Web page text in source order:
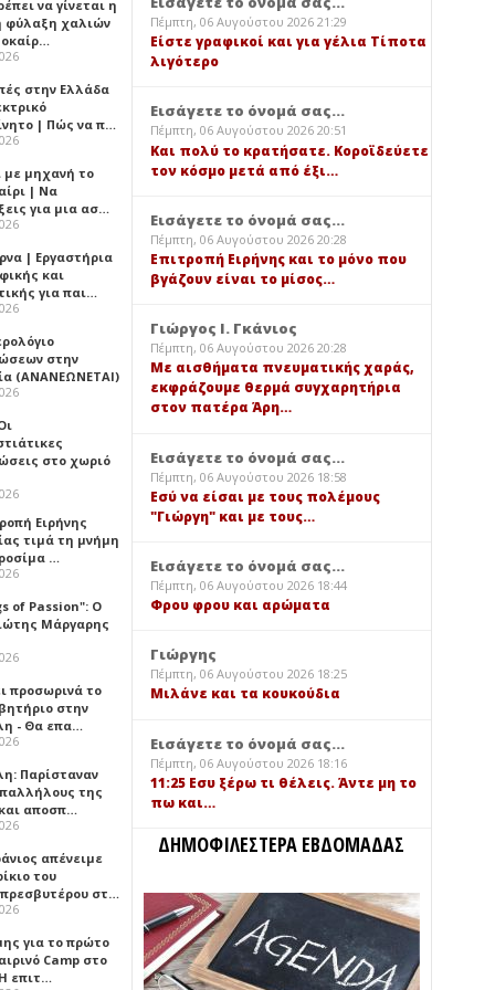
να γίνεται η
φύλαξη χαλιών
στην Ελλάδα
| Πώς να π…
με μηχανή το
| Να
για μια ασ…
| Εργαστήρια
και
για παι…
στην
(ΑΝΑΝΕΩΝΕΤΑΙ)
στο χωριό
Ειρήνης
τιμά τη μνήμη
…
of Passion": Ο
Μάργαρης
προσωρινά το
στην
- Θα επα…
Παρίσταναν
της
αποσπ…
απένειμε
του
στ…
για το πρώτο
Camp στο
επιτ…
Πέμπτη, 06 Αυγούστου 2026 21:29
Είστε γραφικοί και για γέλια Τίποτα
λιγότερο
Εισάγετε το όνομά σας...
Πέμπτη, 06 Αυγούστου 2026 20:51
Και πολύ το κρατήσατε. Κοροϊδεύετε
τον κόσμο μετά από έξι…
Εισάγετε το όνομά σας...
Πέμπτη, 06 Αυγούστου 2026 20:28
Επιτροπή Ειρήνης και το μόνο που
βγάζουν είναι το μίσος…
Γιώργος Ι. Γκάνιος
Πέμπτη, 06 Αυγούστου 2026 20:28
Με αισθήματα πνευματικής χαράς,
εκφράζουμε θερμά συγχαρητήρια
στον πατέρα Άρη…
Εισάγετε το όνομά σας...
Πέμπτη, 06 Αυγούστου 2026 18:58
Εσύ να είσαι με τους πολέμους
"Γιώργη" και με τους…
Εισάγετε το όνομά σας...
Πέμπτη, 06 Αυγούστου 2026 18:44
Φρου φρου και αρώματα
Γιώργης
Πέμπτη, 06 Αυγούστου 2026 18:25
Μιλάνε και τα κουκούδια
Εισάγετε το όνομά σας...
Πέμπτη, 06 Αυγούστου 2026 18:16
11:25 Εσυ ξέρω τι θέλεις. Άντε μη το
πω και…
ΔΗΜΟΦΙΛΕΣΤΕΡΑ ΕΒΔΟΜΑΔΑΣ